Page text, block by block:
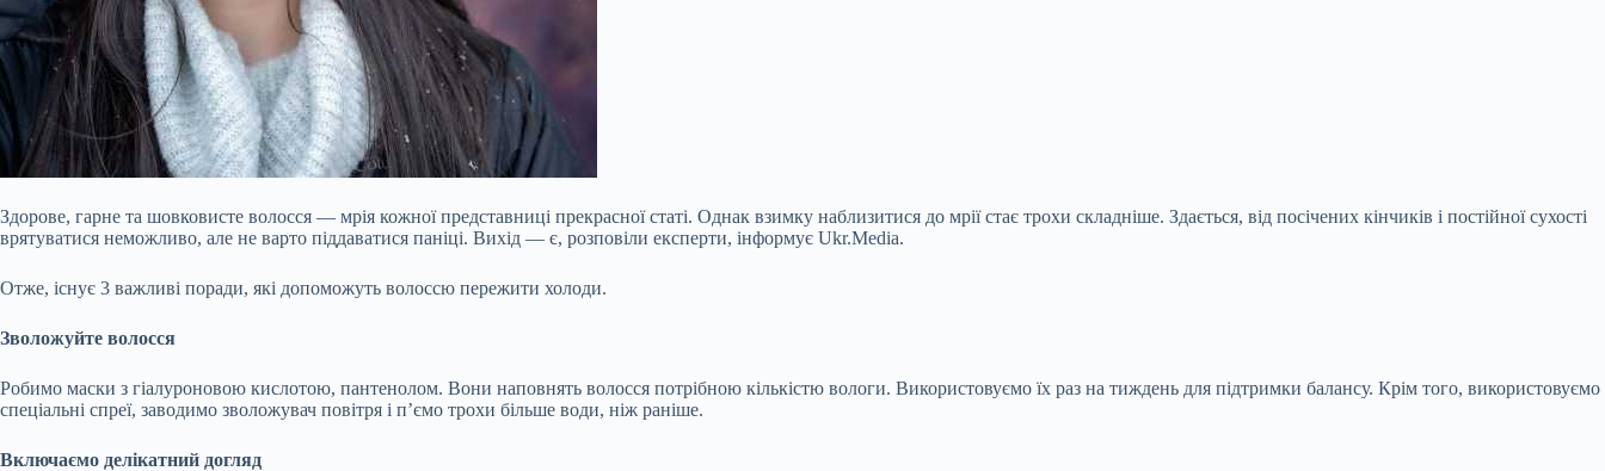
Здорове, гарне та шовковисте волосся — мрія кожної представниці прекрасної статі. Однак взимку наблизитися до мрії стає трохи складніше. Здається, від посічених кінчиків і постійної сухості
врятуватися неможливо, але не варто піддаватися паніці. Вихід — є, розповіли експерти, інформує Ukr.Media.
Отже, існує 3 важливі поради, які допоможуть волоссю пережити холоди.
Зволожуйте волосся
Робимо маски з гіалуроновою кислотою, пантенолом. Вони наповнять волосся потрібною кількістю вологи. Використовуємо їх раз на тиждень для підтримки балансу. Крім того, використовуємо
спеціальні спреї, заводимо зволожувач повітря і п’ємо трохи більше води, ніж раніше.
Включаємо делікатний догляд